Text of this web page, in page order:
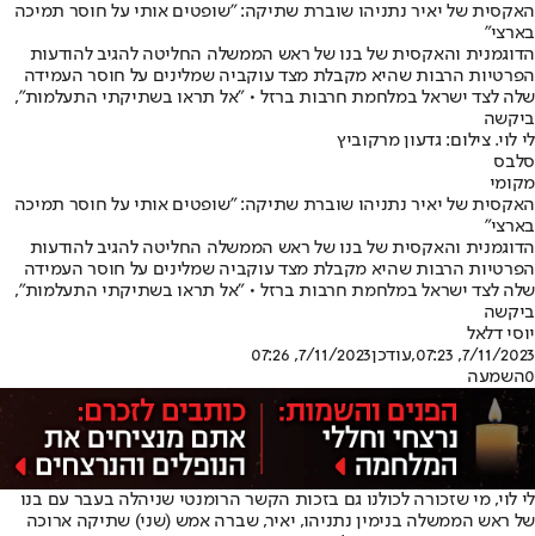
האקסית של יאיר נתניהו שוברת שתיקה: "שופטים אותי על חוסר תמיכה
בארצי"
הדוגמנית והאקסית של בנו של ראש הממשלה החליטה להגיב להודעות
הפרטיות הרבות שהיא מקבלת מצד עוקביה שמלינים על חוסר העמידה
שלה לצד ישראל במלחמת חרבות ברזל • "אל תראו בשתיקתי התעלמות",
ביקשה
לי לוי. צילום: גדעון מרקוביץ
סלבס
מקומי
האקסית של יאיר נתניהו שוברת שתיקה: "שופטים אותי על חוסר תמיכה
בארצי"
הדוגמנית והאקסית של בנו של ראש הממשלה החליטה להגיב להודעות
הפרטיות הרבות שהיא מקבלת מצד עוקביה שמלינים על חוסר העמידה
שלה לצד ישראל במלחמת חרבות ברזל • "אל תראו בשתיקתי התעלמות",
ביקשה
יוסי דלאל
7/11/2023, 07:23
,עודכן7/11/2023, 07:26
0השמעה
לי לוי, מי שזכורה לכולנו גם בזכות הקשר הרומנטי שניהלה בעבר עם בנו
של ראש הממשלה בנימין נתניהו, יאיר, שברה אמש (שני) שתיקה ארוכה